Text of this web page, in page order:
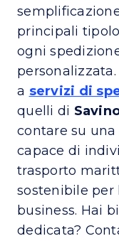
principali
ogni
a servizi di
quelli di
contare su
capace di
trasporto
sostenibile per
business. Hai
dedicata?